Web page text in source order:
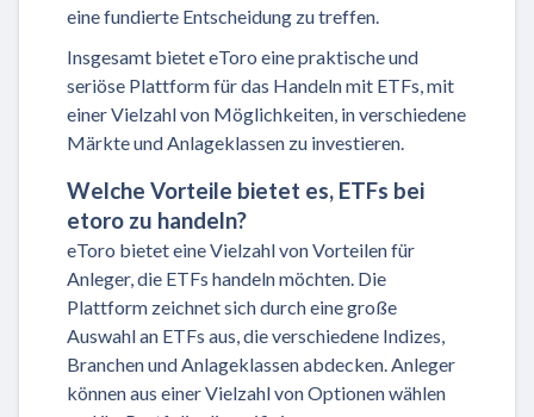
eine fundierte Entscheidung zu treffen.
Insgesamt bietet eToro eine praktische und
seriöse Plattform für das Handeln mit ETFs, mit
einer Vielzahl von Möglichkeiten, in verschiedene
Märkte und Anlageklassen zu investieren.
Welche Vorteile bietet es, ETFs bei
etoro zu handeln?
eToro bietet eine Vielzahl von Vorteilen für
Anleger, die ETFs handeln möchten. Die
Plattform zeichnet sich durch eine große
Auswahl an ETFs aus, die verschiedene Indizes,
Branchen und Anlageklassen abdecken. Anleger
können aus einer Vielzahl von Optionen wählen